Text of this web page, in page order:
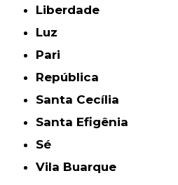
Liberdade
Luz
Pari
República
Santa Cecília
Santa Efigênia
Sé
Vila Buarque